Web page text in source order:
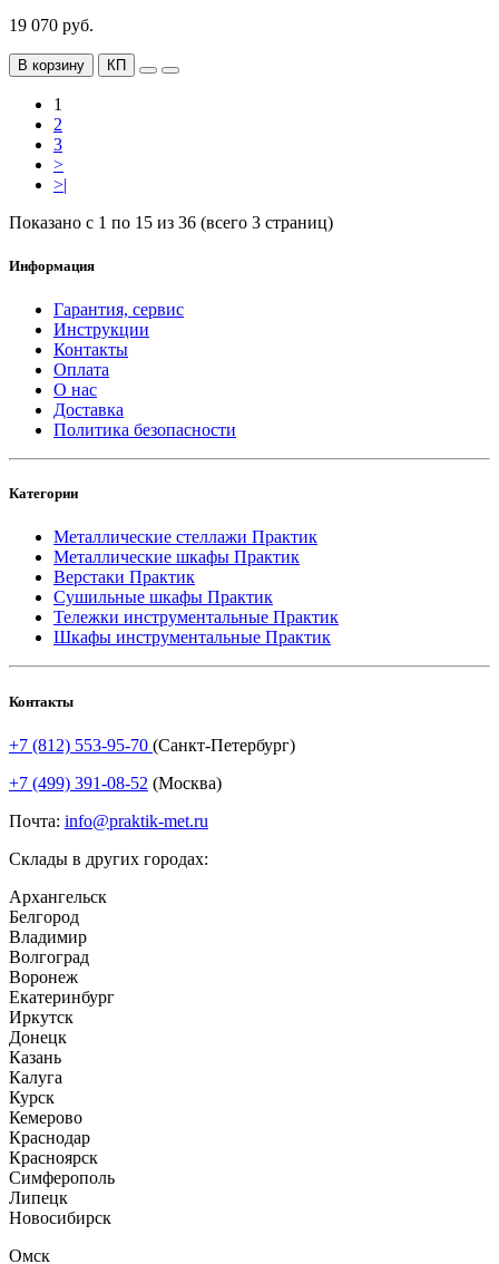
19 070 руб.
В корзину КП
1
2
3
>
>|
Показано с 1 по 15 из 36 (всего 3 страниц)
Информация
Гарантия, сервис
Инструкции
Контакты
Оплата
О нас
Доставка
Политика безопасности
Категории
Металлические стеллажи Практик
Металлические шкафы Практик
Верстаки Практик
Сушильные шкафы Практик
Тележки инструментальные Практик
Шкафы инструментальные Практик
Контакты
+7 (812) 553-95-70 (Санкт-Петербург)
+7 (499) 391-08-52 (Москва)
Почта: info@praktik-met.ru
Склады в других городах:
Архангельск
Белгород
Владимир
Волгоград
Воронеж
Екатеринбург
Иркутск
Донецк
Казань
Калуга
Курск
Кемерово
Краснодар
Красноярск
Симферополь
Липецк
Новосибирск
Омск